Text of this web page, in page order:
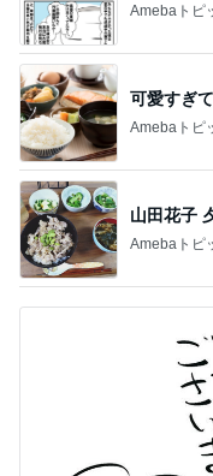
Amebaトピ
可愛すぎ
Amebaトピ
山田花子
Amebaトピ